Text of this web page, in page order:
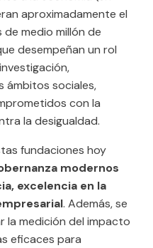
aproximadamente el
de medio millón de
desempeñan un rol
ámbitos sociales,
con la
la desigualdad.
fundaciones hoy
modernos
excelencia en la
. Además, se
la medición del impacto
eficaces para